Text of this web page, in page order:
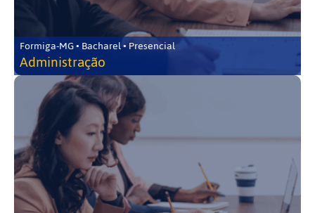
Formiga-MG • Bacharel • Presencial
Administração